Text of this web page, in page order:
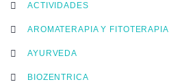
ACTIVIDADES
AROMATERAPIA Y FITOTERAPIA
AYURVEDA
BIOZENTRICA